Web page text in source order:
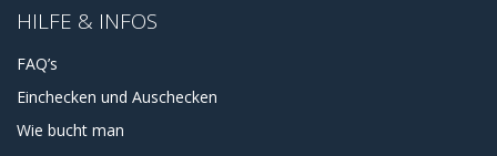
HILFE & INFOS
FAQ’s
Einchecken und Auschecken
Wie bucht man